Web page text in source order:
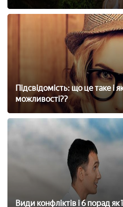
Підсвідомість: що це таке і
можливості??
Види конфліктів і 6 порад